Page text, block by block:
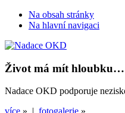
Na obsah stránky
Na hlavní navigaci
Život má mít hloubku…
Nadace OKD podporuje